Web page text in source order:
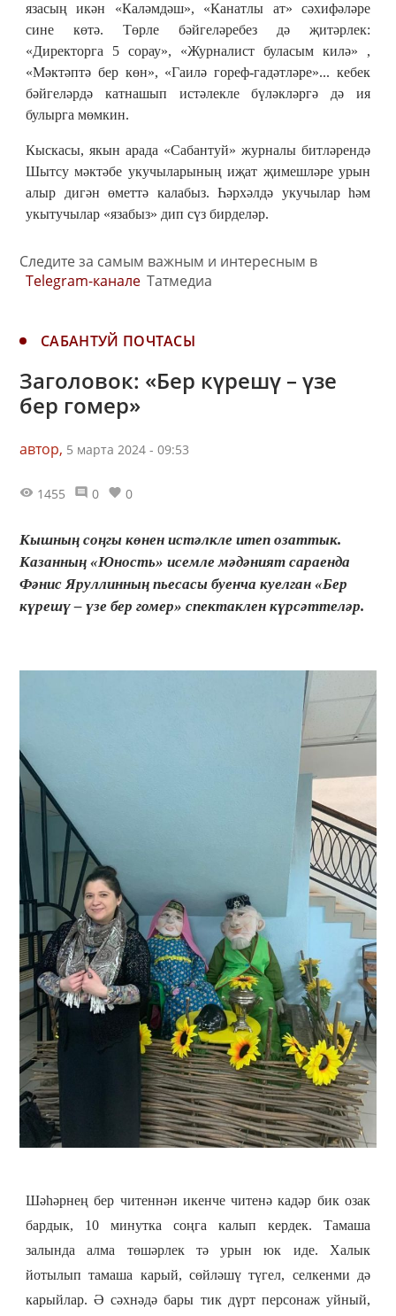
язасың икән «Каләмдәш», «Канатлы ат» сәхифәләре
сине көтә. Төрле бәйгеләребез дә җитәрлек:
«Директорга 5 сорау», «Журналист буласым килә» ,
«Мәктәптә бер көн», «Гаилә гореф-гадәтләре»... кебек
бәйгеләрдә катнашып истәлекле бүләкләргә дә ия
булырга мөмкин.
Кыскасы, якын арада «Сабантуй» журналы битләрендә
Шытсу мәктәбе укучыларының иҗат җимешләре урын
алыр дигән өметтә калабыз. Һәрхәлдә укучылар һәм
укытучылар «язабыз» дип сүз бирделәр.
Следите за самым важным и интересным в
Telegram-канале Татмедиа
САБАНТУЙ ПОЧТАСЫ
Заголовок: «Бер күрешү – үзе
бер гомер»
автор, 5 марта 2024 - 09:53
1455 0 0
Кышның соңгы көнен истәлкле итеп озаттык.
Казанның «Юность» исемле мәдәният сараенда
Фәнис Яруллинның пьесасы буенча куелган «Бер
күрешү – үзе бер гомер» спектаклен күрсәттеләр.
Шәһәрнең бер читеннән икенче читенә кадәр бик озак
бардык, 10 минутка соңга калып кердек. Тамаша
залында алма төшәрлек тә урын юк иде. Халык
йотылып тамаша карый, сөйләшү түгел, селкенми дә
карыйлар. Ә сәхнәдә бары тик дүрт персонаж уйный,